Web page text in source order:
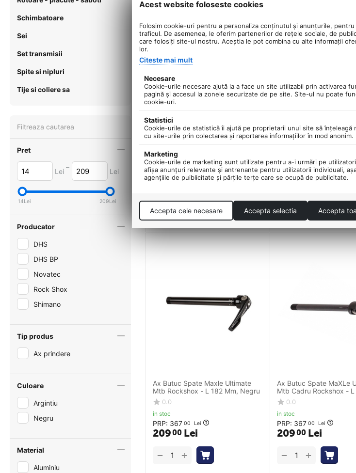
Argintiu
0.0
in stoc
+
−
0.0
in stoc
−
Ax Butuc Spate Maxle Ultimate
Mtb Rockshox - L 182 Mm, Negru
0.0
in stoc
PRP: 367 00 Lei
20900 Lei
+
−
Ax Butuc Spate MaXLe
Mtb Cadru Rockshox - L
0.0
in stoc
PRP: 367 00 Lei
20900 Lei
+
−
Schimbatoare
Sei
Set transmisii
Spite si nipluri
Tije si coliere sa
Filtreaza cautarea
Pret
Lei – Lei
14Lei 209Lei
Producator
DHS
DHS BP
Novatec
Rock Shox
Shimano
Tip produs
Ax prindere
Culoare
Argintiu
Negru
Material
Aluminiu
Acest website foloseste cookies
Folosim cookie-uri pentru a personaliza conținutul și anunțurile,
traficul. De asemenea, le oferim partenerilor de rețele sociale, de
care folosiți site-ul nostru. Aceștia le pot combina cu alte informații
lor.
Citeste mai mult
Necesare
Cookie-urile necesare ajută la a face un site utilizabil prin activarea
pagină şi accesul la zonele securizate de pe site. Site-ul nu poate
cookie-uri.
Statistici
Cookie-urile de statistică îi ajută pe proprietarii unui site să înţeleagă
cu site-urile prin colectarea şi raportarea informaţiilor în mod anonim.
Marketing
Cookie-urile de marketing sunt utilizate pentru a-i urmări pe
afişa anunţuri relevante şi antrenante pentru utilizatorii individuali,
agenţiile de puiblicitate şi părţile terţe care se ocupă de publicitate.
Accepta cele necesare Accepta selectia Accepta